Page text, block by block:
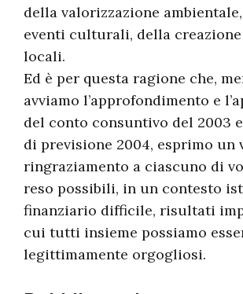
della valorizzazione
eventi culturali, della
locali.
Ed è per questa ragione che,
avviamo l’approfondimento e
del conto consuntivo del 2003
di previsione 2004, esprimo un
ringraziamento a ciascuno di
reso possibili, in un contesto
finanziario difficile, risultati
cui tutti insieme possiamo
legittimamente orgogliosi.